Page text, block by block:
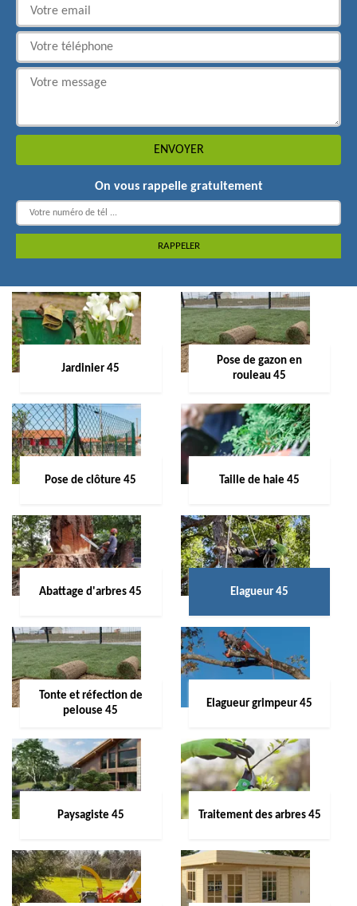
On vous rappelle gratuitement
Jardinier 45
Pose de gazon en
rouleau 45
Pose de clôture 45 Taille de haie 45
Abattage d'arbres 45 Elagueur 45
Tonte et réfection de
pelouse 45
Elagueur grimpeur 45
Paysagiste 45 Traitement des arbres 45